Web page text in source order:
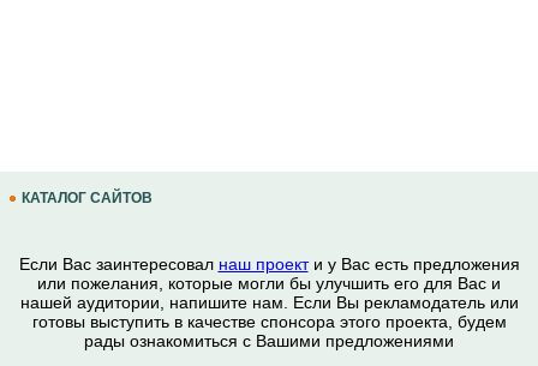
КАТАЛОГ САЙТОВ
Если Вас заинтересовал наш проекти у Вас есть предложения
или пожелания, которые могли бы улучшить его для Вас и
нашей аудитории, напишите нам. Если Вы рекламодатель или
готовы выступить в качестве спонсора этого проекта, будем
рады ознакомиться с Вашими предложениями